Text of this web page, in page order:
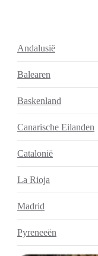
Andalusië
Balearen
Baskenland
Canarische Eilanden
Catalonië
La Rioja
Madrid
Pyreneeën